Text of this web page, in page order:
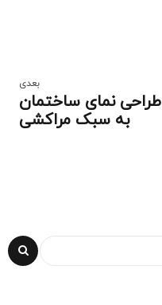
بعدی
طراحی نمای ساختمان
به سبک مراکشی